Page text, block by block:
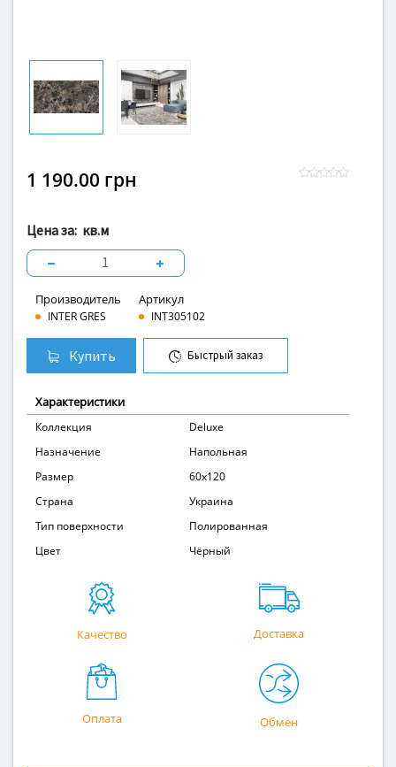
1 190.00 грн
Цена за: кв.м
Производитель
INTER GRES
Артикул
INT305102
Купить Быстрый заказ
Характеристики
Коллекция
Deluxe
Назначение
Напольная
Размер
60x120
Страна
Украина
Тип поверхности
Полированная
Цвет
Чёрный
Качество Доставка
Оплата Обмен